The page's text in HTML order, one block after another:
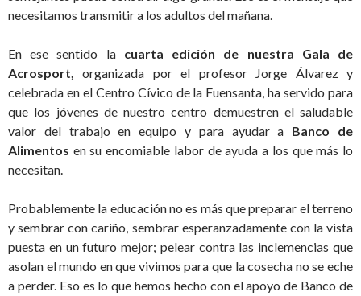
necesitamos transmitir a los adultos del mañana.
En ese sentido la cuarta edición de nuestra Gala de
Acrosport, organizada por el profesor Jorge Álvarez y
celebrada en el Centro Cívico de la Fuensanta, ha servido para
que los jóvenes de nuestro centro demuestren el saludable
valor del trabajo en equipo y para ayudar a Banco de
Alimentos en su encomiable labor de ayuda a los que más lo
necesitan.
Probablemente la educación no es más que preparar el terreno
y sembrar con cariño, sembrar esperanzadamente con la vista
puesta en un futuro mejor; pelear contra las inclemencias que
asolan el mundo en que vivimos para que la cosecha no se eche
a perder. Eso es lo que hemos hecho con el apoyo de Banco de